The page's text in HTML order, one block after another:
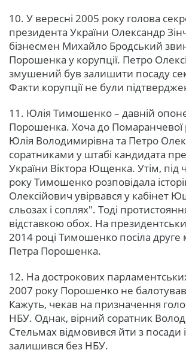
10. У вересні 2005 року голова
президента України Олександр
бізнесмен Михайло Бродський
Порошенка у корупції. Петро
змушений був залишити посаду
Факти корупції не були
11. Юлія Тимошенко – давній
Порошенка. Хоча до Помаранчевої
Юлія Володимирівна та Петро
соратниками у штабі кандидата
України Віктора Ющенка. Утім, під
року Тимошенко розповідала
Олексійович увірвався у кабінет
сльозах і соплях". Тоді
відставкою обох. На
2014 році Тимошенко посіла друге
Петра Порошенка.
12. На дострокових
2007 року Порошенко не
Кажуть, чекав на призначення
НБУ. Однак, вірний соратник
Стельмах відмовився йти з
залишився без НБУ.